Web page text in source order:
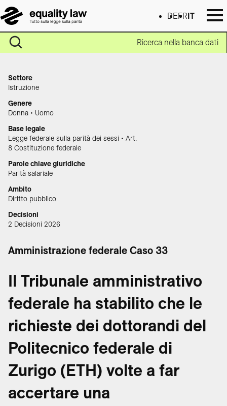
DEFR IT
Ricerca nella banca dati
Settore
Istruzione
Genere
Donna • Uomo
Base legale
Legge federale sulla parità dei sessi • Art.
8 Costituzione federale
Parole chiave giuridiche
Parità salariale
Ambito
Diritto pubblico
Decisioni
2 Decisioni 2026
Amministrazione federale Caso 33
Il Tribunale amministrativo
federale ha stabilito che le
richieste dei dottorandi del
Politecnico federale di
Zurigo (ETH) volte a far
accertare una